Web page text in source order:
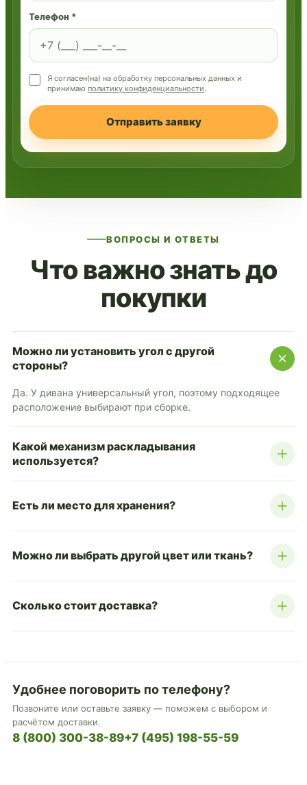
Телефон *
Я согласен(на) на обработку персональных данных и
принимаю политику конфиденциальности.
Отправить заявку
ВОПРОСЫ И ОТВЕТЫ
Что важно знать до
покупки
Можно ли установить угол с другой
стороны?
Да. У дивана универсальный угол, поэтому подходящее
расположение выбирают при сборке.
Какой механизм раскладывания
используется?
Есть ли место для хранения?
Можно ли выбрать другой цвет или ткань?
Сколько стоит доставка?
Удобнее поговорить по телефону?
Позвоните или оставьте заявку — поможем с выбором и
расчётом доставки.
8 (800) 300-38-89+7 (495) 198-55-59